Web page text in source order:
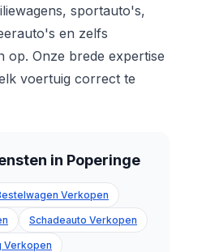
sportauto's,
en zelfs
op. Onze brede expertise
voertuig correct te
in Poperinge
Verkopen
Schadeauto Verkopen
Verkopen